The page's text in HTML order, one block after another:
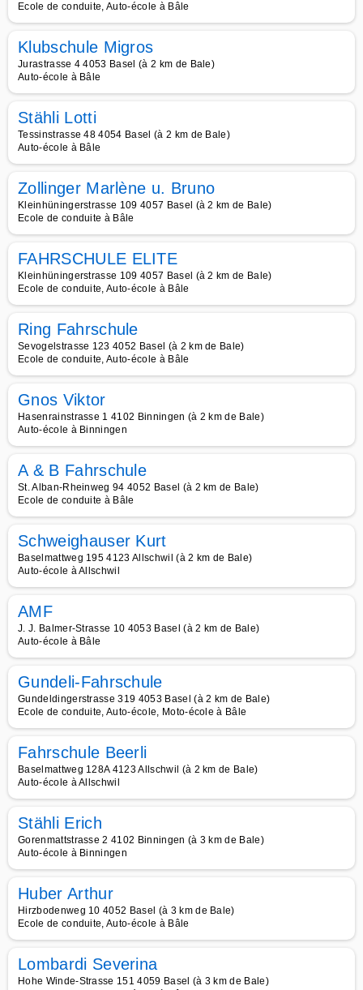
Ecole de conduite, Auto-école à Bâle
Klubschule Migros
Jurastrasse 4 4053 Basel (à 2 km de Bale)
Auto-école à Bâle
Stähli Lotti
Tessinstrasse 48 4054 Basel (à 2 km de Bale)
Auto-école à Bâle
Zollinger Marlène u. Bruno
Kleinhüningerstrasse 109 4057 Basel (à 2 km de Bale)
Ecole de conduite à Bâle
FAHRSCHULE ELITE
Kleinhüningerstrasse 109 4057 Basel (à 2 km de Bale)
Ecole de conduite, Auto-école à Bâle
Ring Fahrschule
Sevogelstrasse 123 4052 Basel (à 2 km de Bale)
Ecole de conduite, Auto-école à Bâle
Gnos Viktor
Hasenrainstrasse 1 4102 Binningen (à 2 km de Bale)
Auto-école à Binningen
A & B Fahrschule
St. Alban-Rheinweg 94 4052 Basel (à 2 km de Bale)
Ecole de conduite à Bâle
Schweighauser Kurt
Baselmattweg 195 4123 Allschwil (à 2 km de Bale)
Auto-école à Allschwil
AMF
J. J. Balmer-Strasse 10 4053 Basel (à 2 km de Bale)
Auto-école à Bâle
Gundeli-Fahrschule
Gundeldingerstrasse 319 4053 Basel (à 2 km de Bale)
Ecole de conduite, Auto-école, Moto-école à Bâle
Fahrschule Beerli
Baselmattweg 128A 4123 Allschwil (à 2 km de Bale)
Auto-école à Allschwil
Stähli Erich
Gorenmattstrasse 2 4102 Binningen (à 3 km de Bale)
Auto-école à Binningen
Huber Arthur
Hirzbodenweg 10 4052 Basel (à 3 km de Bale)
Ecole de conduite, Auto-école à Bâle
Lombardi Severina
Hohe Winde-Strasse 151 4059 Basel (à 3 km de Bale)